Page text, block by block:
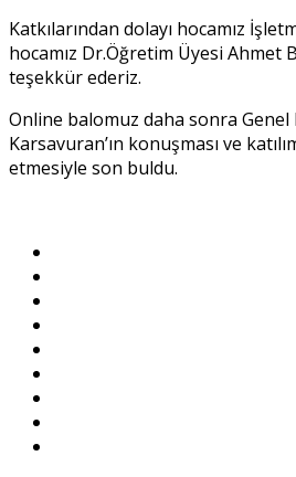
Katkılarından dolayı hocamız
hocamız Dr.Öğretim Üyesi Ahmet
teşekkür ederiz.
Online balomuz daha sonra
Karsavuran’ın konuşması ve
etmesiyle son buldu.